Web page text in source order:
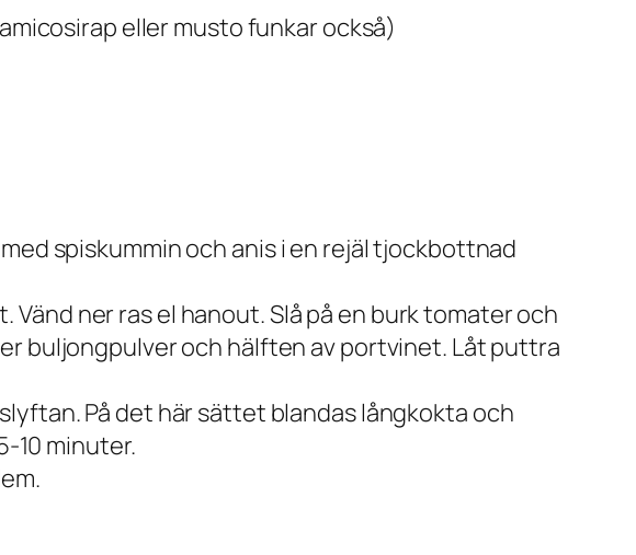
eller musto funkar också)
spiskummin och anis i en rejäl tjockbottnad
ner ras el hanout. Slå på en burk tomater och
buljongpulver och hälften av portvinet. Låt puttra
På det här sättet blandas långkokta och
10 minuter.